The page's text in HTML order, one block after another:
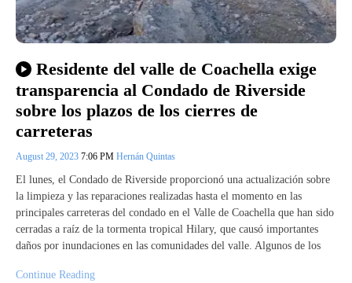
Residente del valle de Coachella exige
transparencia al Condado de Riverside
sobre los plazos de los cierres de
carreteras
August 29, 2023 7:06 PM Hernán Quintas
El lunes, el Condado de Riverside proporcionó una actualización sobre
la limpieza y las reparaciones realizadas hasta el momento en las
principales carreteras del condado en el Valle de Coachella que han sido
cerradas a raíz de la tormenta tropical Hilary, que causó importantes
daños por inundaciones en las comunidades del valle. Algunos de los
Continue Reading